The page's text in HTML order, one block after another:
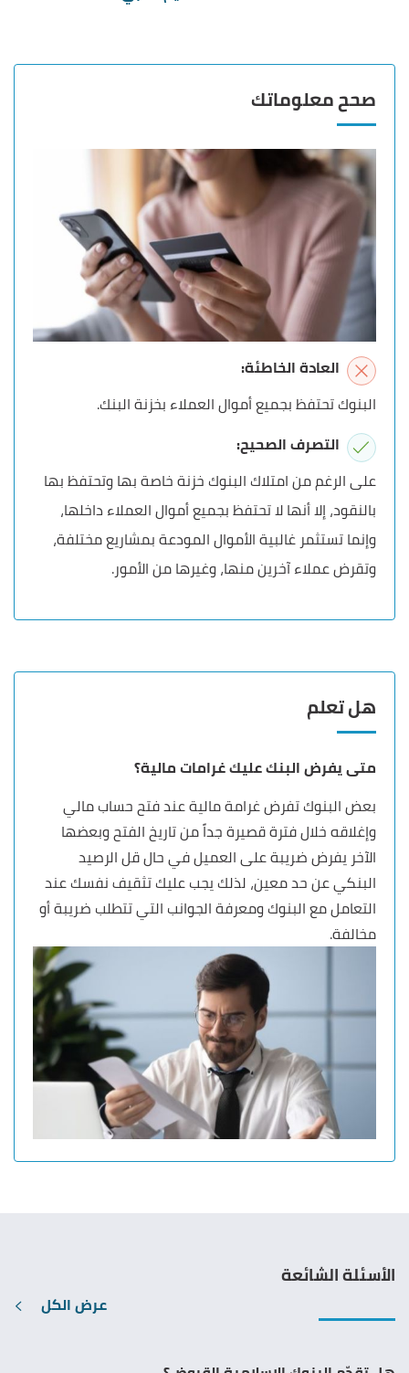
صحح معلوماتك
العادة الخاطئة:
البنوك تحتفظ بجميع أموال العملاء بخزنة البنك.
التصرف الصحيح:
على الرغم من امتلاك البنوك خزنة خاصة بها وتحتفظ بها
بالنقود، إلا أنها لا تحتفظ بجميع أموال العملاء داخلها،
وإنما تستثمر غالبية الأموال المودعة بمشاريع مختلفة،
وتقرض عملاء آخرين منها، وغيرها من الأمور.
هل تعلم
متى يفرض البنك عليك غرامات مالية؟
بعض البنوك تفرض غرامة مالية عند فتح حساب مالي
وإغلاقه خلال فترة قصيرة جداً من تاريخ الفتح وبعضها
الآخر يفرض ضريبة على العميل في حال قل الرصيد
البنكي عن حد معين، لذلك يجب عليك تثقيف نفسك عند
التعامل مع البنوك ومعرفة الجوانب التي تتطلب ضريبة أو
مخالفة.
الأسئلة الشائعة
عرض الكل